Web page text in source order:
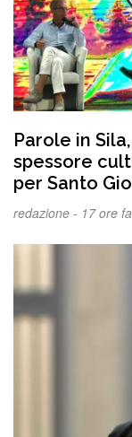
Parole in
spessore
per Santo
Aggiunto
redazione - 17 ore fa